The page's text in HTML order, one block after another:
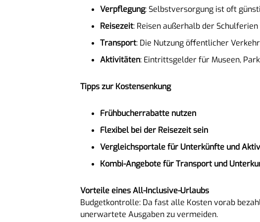
Verpflegung: Selbstversorgung ist oft
Reisezeit: Reisen außerhalb der
Transport: Die Nutzung öffentlicher
Aktivitäten: Eintrittsgelder für Museen,
Tipps zur Kostensenkung
Frühbucherrabatte nutzen
Flexibel bei der Reisezeit sein
Vergleichsportale für Unterkünfte und
Kombi-Angebote für Transport und
Vorteile eines All-Inclusive-Urlaubs
Budgetkontrolle: Da fast alle Kosten vorab
unerwartete Ausgaben zu vermeiden.